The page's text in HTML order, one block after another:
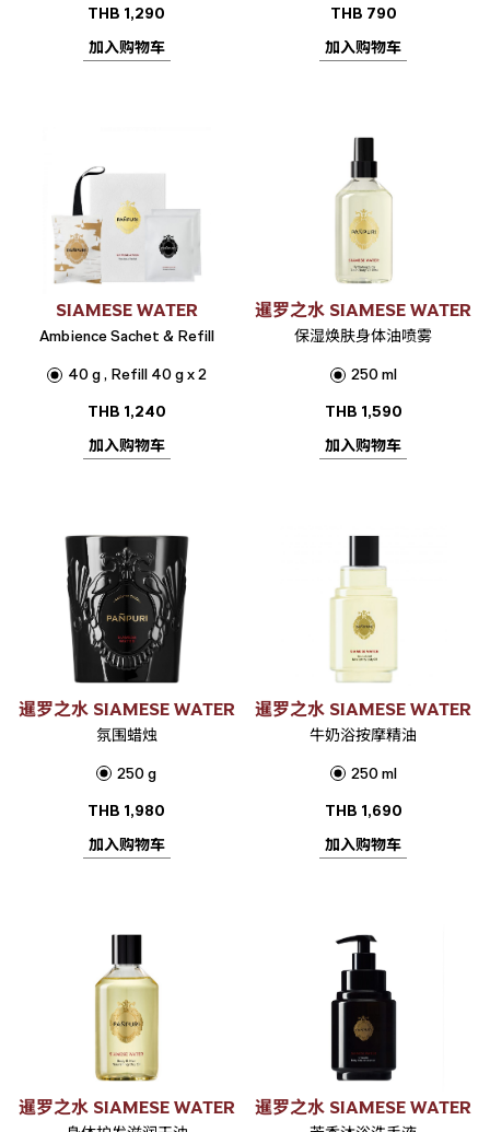
THB 1,290
加入购物车
THB 790
加入购物车
SIAMESE WATER
Ambience Sachet & Refill
40 g , Refill 40 g x 2
THB 1,240
加入购物车
暹罗之水 SIAMESE WATER
保湿焕肤身体油喷雾
250 ml
THB 1,590
加入购物车
暹罗之水 SIAMESE WATER
氛围蜡烛
250 g
THB 1,980
加入购物车
暹罗之水 SIAMESE WATER
牛奶浴按摩精油
250 ml
THB 1,690
加入购物车
暹罗之水 SIAMESE WATER
暹罗之水 SIAMESE WATER